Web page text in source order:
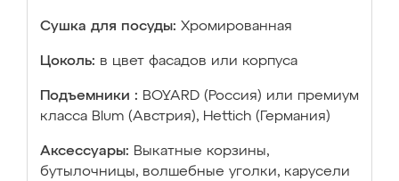
Сушка для посуды: Хромированная
Цоколь: в цвет фасадов или корпуса
Подъемники : BOYARD (Россия) или премиум
класса Blum (Австрия), Hettich (Германия)
Аксессуары: Выкатные корзины,
бутылочницы, волшебные уголки, карусели